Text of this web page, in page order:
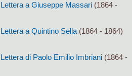
Lettera a Giuseppe Massari (1864 -
Lettera a Quintino Sella (1864 - 1864)
Lettera di Paolo Emilio Imbriani (1864 -